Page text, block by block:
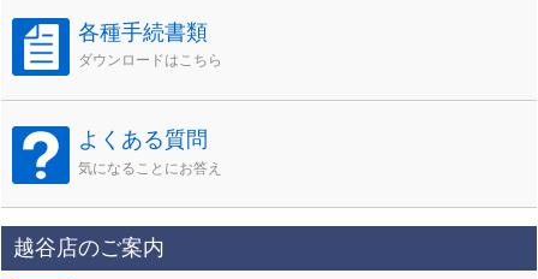
各種手続書類
ダウンロードはこちら
よくある質問
気になることにお答え
越谷店のご案内